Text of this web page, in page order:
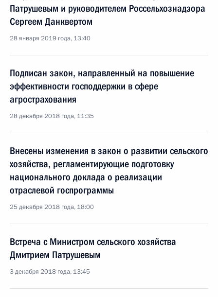
Патрушевым и руководителем Россельхознадзора
Сергеем Данквертом
28 января 2019 года, 13:40
Подписан закон, направленный на повышение
эффективности господдержки в сфере
агрострахования
28 декабря 2018 года, 11:35
Внесены изменения в закон о развитии сельского
хозяйства, регламентирующие подготовку
национального доклада о реализации
отраслевой госпрограммы
25 декабря 2018 года, 18:00
Встреча с Министром сельского хозяйства
Дмитрием Патрушевым
3 декабря 2018 года, 13:45